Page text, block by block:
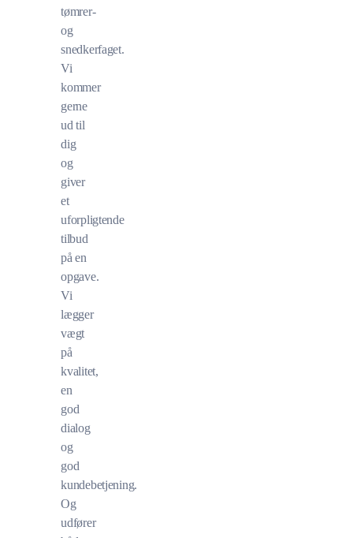
tømrer-
og
snedkerfaget.
Vi
kommer
gerne
ud til
dig
og
giver
et
uforpligtende
tilbud
på en
opgave.
Vi
lægger
vægt
på
kvalitet,
en
god
dialog
og
god
kundebetjening.
Og
udfører